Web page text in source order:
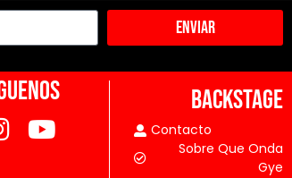
Enviar
BACKSTAGE
Contacto
Sobre Que Onda
Gye